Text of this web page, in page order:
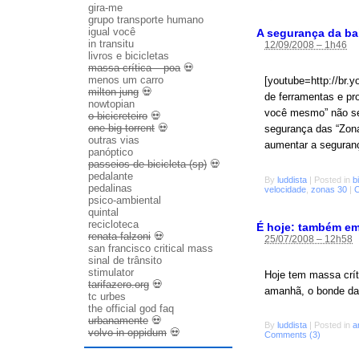
A segurança da
12/09/2008 – 1h46
[youtube=http://
de ferramentas e
você mesmo” não
segurança das
aumentar a
By luddista | Posted in
velocidade zonas 30 |
É hoje: também
25/07/2008 – 12h58
Hoje tem massa
amanhã, o bonde
By luddista Posted in
Comments (3)
gira-me
grupo transporte humano
igual você
in transitu
livros e bicicletas
massa crítica – poa💀
menos um carro
milton jung 💀
nowtopian
o bicicreteiro 💀
one big torrent 💀
outras vias
panóptico
passeios de bicicleta (sp) 💀
pedalante
pedalinas
psico-ambiental
quintal
recicloteca
renata falzoni 💀
san francisco critical mass
sinal de trânsito
stimulator
tarifazero.org 💀
tc urbes
the official god faq
urbanamente 💀
volvo in oppidum 💀